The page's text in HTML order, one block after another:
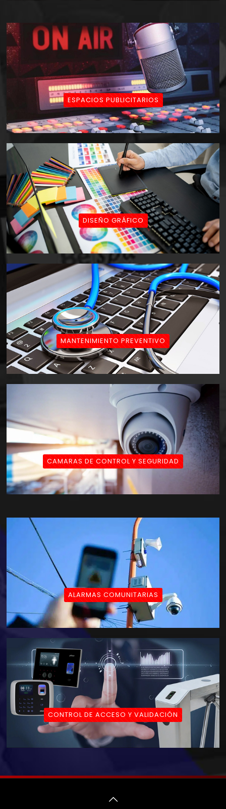
ESPACIOS PUBLICITARIOS
DISEÑO GRÁFICO
MANTENIMIENTO PREVENTIVO
CAMARAS DE CONTROL Y SEGURIDAD
ALARMAS COMUNITARIAS
CONTROL DE ACCESO Y VALIDACIÓN